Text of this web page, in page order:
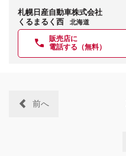
札幌日産自動車株式会社
くるまるく西
北海道
販売店に
電話する（無料）
前へ